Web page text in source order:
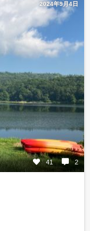
2024年9月4日
41 2